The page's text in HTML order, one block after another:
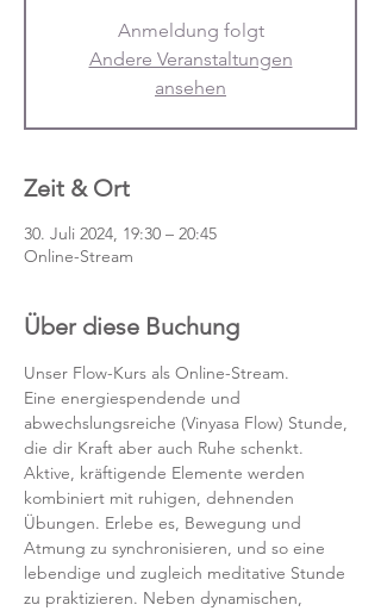
Anmeldung folgt
Andere Veranstaltungen
ansehen
Zeit & Ort
30. Juli 2024, 19:30 – 20:45
Online-Stream
Über diese Buchung
Unser Flow-Kurs als Online-Stream.
Eine energiespendende und
abwechslungsreiche (Vinyasa Flow) Stunde,
die dir Kraft aber auch Ruhe schenkt.
Aktive, kräftigende Elemente werden
kombiniert mit ruhigen, dehnenden
Übungen. Erlebe es, Bewegung und
Atmung zu synchronisieren, und so eine
lebendige und zugleich meditative Stunde
zu praktizieren. Neben dynamischen,